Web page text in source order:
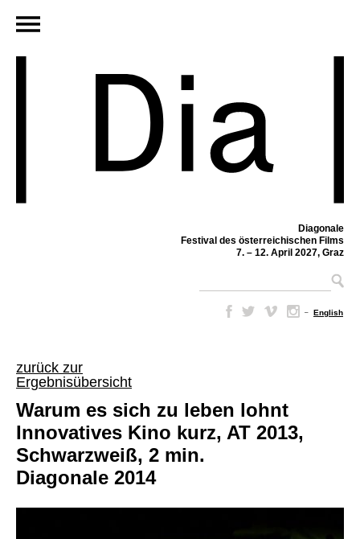
Diagonale
Festival des österreichischen Films
7. – 12. April 2027, Graz
– English
zurück zur
Ergebnisübersicht
Warum es sich zu leben lohnt
Innovatives Kino kurz, AT 2013,
Schwarzweiß, 2 min.
Diagonale 2014